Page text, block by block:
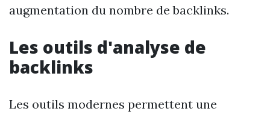
augmentation du nombre de backlinks.
Les outils d'analyse de
backlinks
Les outils modernes permettent une